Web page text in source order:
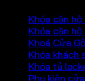
Khóa căn
Khóa căn
Khoá Cửa
Khóa khách
Khóa tủ
Phụ kiện